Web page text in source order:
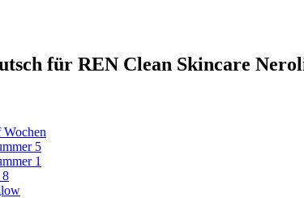
für REN Clean Skincare
5
1
8